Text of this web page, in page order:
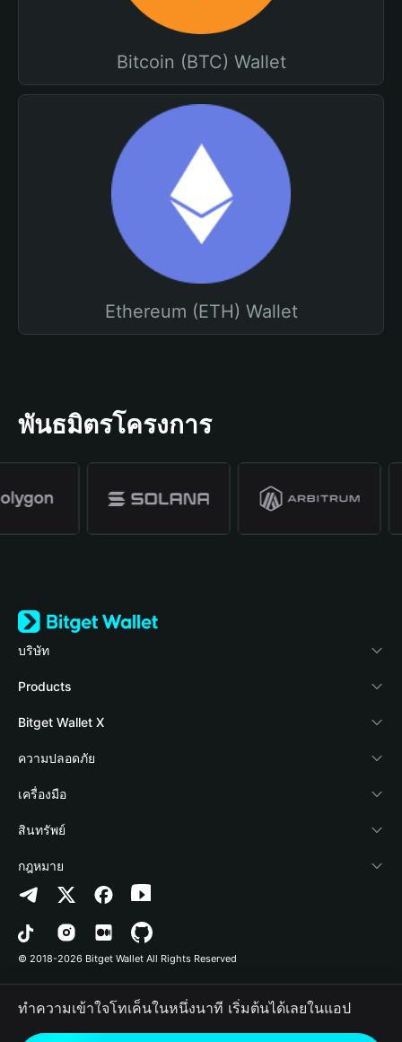
Bitcoin (BTC) Wallet
Ethereum (ETH) Wallet
พันธมิตรโครงการ
บริษัท
เกี่ยวกับ Bitget Wallet
Blog
Academy
ข่าวสารด้านคริปโต
ศูนย์ช่วยเหลือ
ติดต่อเรา
ทรัพยากรข้อมูลของแบรนด์
อาชีพ
Products
Crypto Card
Stablecoin Earn
Payfi Crypto
Crypto Swap API
Altcoin Season Index
Prediction Markets
DApp
RWA
Bitget Wallet X
นักพัฒนา
เชื่อมต่อ Wallet
Bitget Wallet Pay
ลิสต์โปรเจกต์
ความปลอดภัย
Protection Fund
เทคโนโลยีความปลอดภัย
เครื่องมือ
ซื้อคริปโต
การตรวจจับการอนุญาต
การตรวจจับสัญญา
การโอนเป็นชุด
สินทรัพย์
Arbitrum
Avalanche
Bitcoin
Polygon
กฎหมาย
นโยบายความเป็นส่วนตัว
ข้อตกลงในการใช้บริการ
© 2018-2026 Bitget Wallet All Rights Reserved
ทำความเข้าใจโทเค็นในหนึ่งนาที เริ่มต้นได้เลยในแอป